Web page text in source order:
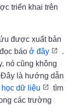
triển khai trên
được xuất bản
báo ở đây
.
nó cũng không
Đây là hướng dẫn
học dữ liệu
tìm
các trường